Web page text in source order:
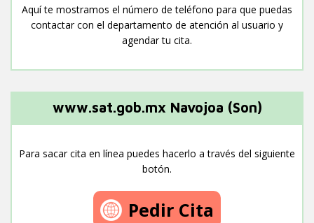
Aquí te mostramos el número de teléfono para que puedas
contactar con el departamento de atención al usuario y
agendar tu cita.
www.sat.gob.mx Navojoa (Son)
Para sacar cita en línea puedes hacerlo a través del siguiente
botón.
Pedir Cita